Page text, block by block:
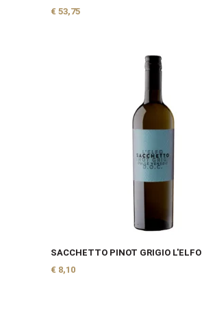
€ 53,75
SACCHETTO PINOT GRIGIO L'ELFO
€ 8,10